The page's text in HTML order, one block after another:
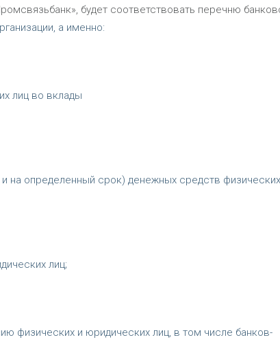
будет соответствовать перечню
а именно:
лиц во вклады
на определенный срок) денежных средств
лиц;
физических и юридических лиц, в том числе банков-